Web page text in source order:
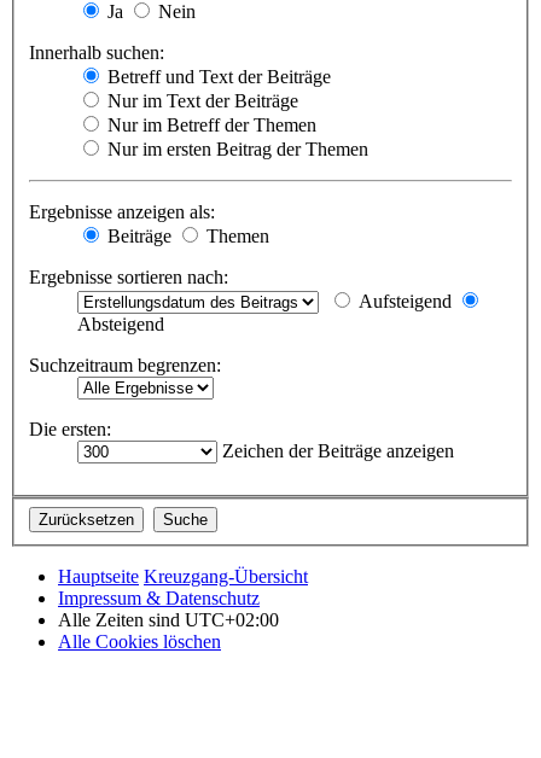
Ja
Nein
Innerhalb suchen:
Betreff und Text der Beiträge
Nur im Text der Beiträge
Nur im Betreff der Themen
Nur im ersten Beitrag der Themen
Ergebnisse anzeigen als:
Beiträge
Themen
Ergebnisse sortieren nach:
Aufsteigend
Absteigend
Suchzeitraum begrenzen:
Die ersten:
Zeichen der Beiträge anzeigen
Hauptseite Kreuzgang-Übersicht
Impressum & Datenschutz
Alle Zeiten sind UTC+02:00
Alle Cookies löschen